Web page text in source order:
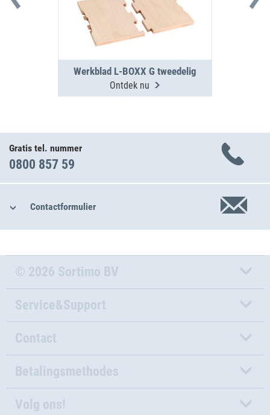
Werkblad L-BOXX G tweedelig
Ontdek nu
Gratis tel. nummer
0800 857 59
Contactformulier
© 2026 Sortimo BV
Service&Support
Contact
Betalingsmethodes
Volg ons!